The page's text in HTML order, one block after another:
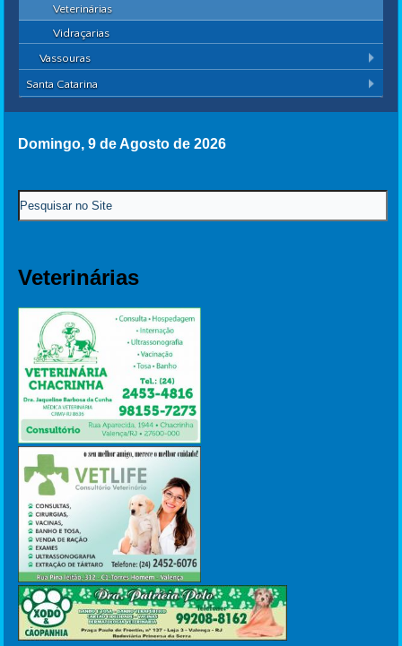
Veterinárias
Vidraçarias
Vassouras
Santa Catarina
Domingo, 9 de Agosto de 2026
Veterinárias